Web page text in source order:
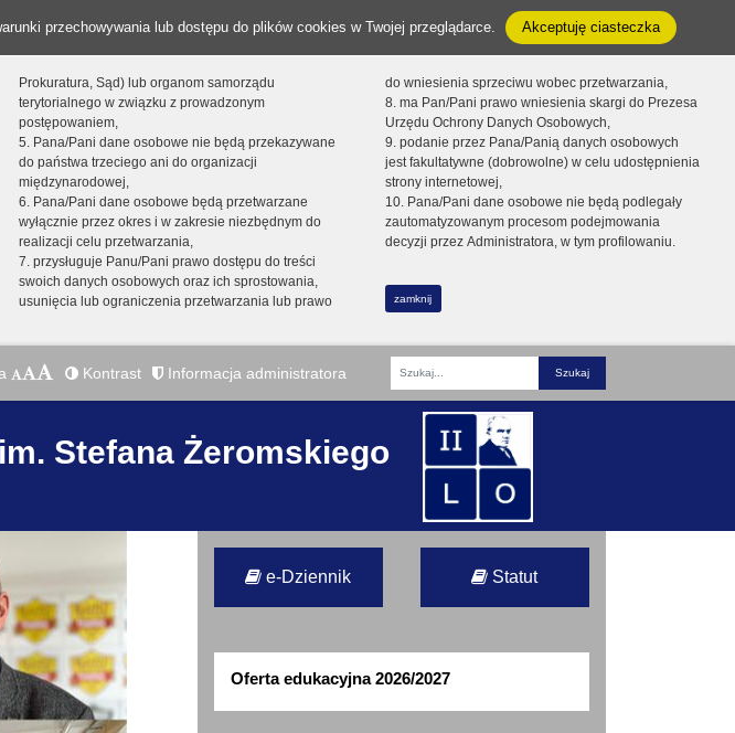
przechowywania lub dostępu do plików cookies w Twojej przeglądarce. Akceptuję ciasteczka
Prokuratura, Sąd) lub organom samorządu
terytorialnego w związku z prowadzonym
postępowaniem,
5. Pana/Pani dane osobowe nie będą przekazywane
do państwa trzeciego ani do organizacji
międzynarodowej,
6. Pana/Pani dane osobowe będą przetwarzane
wyłącznie przez okres i w zakresie niezbędnym do
realizacji celu przetwarzania,
7. przysługuje Panu/Pani prawo dostępu do treści
swoich danych osobowych oraz ich sprostowania,
usunięcia lub ograniczenia przetwarzania lub prawo
do wniesienia sprzeciwu wobec przetwarzania,
8. ma Pan/Pani prawo wniesienia skargi do Prezesa
Urzędu Ochrony Danych Osobowych,
9. podanie przez Pana/Panią danych osobowych
jest fakultatywne (dobrowolne) w celu udostępnienia
strony internetowej,
10. Pana/Pani dane osobowe nie będą podlegały
zautomatyzowanym procesom podejmowania
decyzji przez Administratora, w tym profilowaniu.
zamknij
Kontrast Informacja administratora
Fraza
Stefana Żeromskiego
e-Dziennik Statut
Oferta edukacyjna 2026/2027